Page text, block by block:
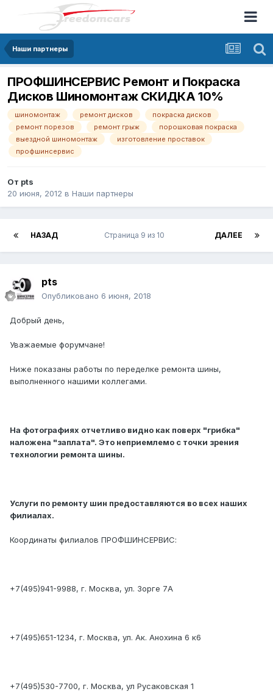
Наши партнеры
ПРОФШИНСЕРВИС Ремонт и Покраска
Дисков Шиномонтаж СКИДКА 10%
шиномонтаж ремонт дисков
покраска дисков
ремонт порезов
ремонт грыж
порошковая покраска
выездной шиномонтаж
изготовление проставок
профшинсервис
От pts
20 июня, 2012 в Наши партнеры
НАЗАД ДАЛЕЕ
Страница 9 из 10
pts
Опубликовано 6 июня, 2018
Добрый день,
Уважаемые форумчане!
Ниже показаны работы по переделке ремонта шины,
выполненного нашими коллегами.
На фотографиях отчетливо видно как поверх "грибка"
наложена "заплата". Это неприемлемо с точки зрения
технологии ремонта шины.
Услуги по ремонту шин предоставляются во всех наших
филиалах.
Координаты филиалов ПРОФШИНСЕРВИС:
+7(495)941-9988, г. Москва, ул. Зорге 7А
+7(495)651-1234, г. Москва, ул. Ак. Анохина 6 к6
+7(495)530-7700, г. Москва, ул Русаковская 1